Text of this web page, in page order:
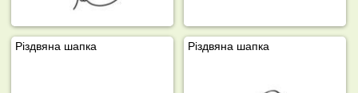
Різдвяна шапка Різдвяна шапка